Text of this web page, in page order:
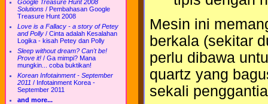
Google Treasure Hunt 2008
Solutions / Pembahasan Google
Treasure Hunt 2008
Love is a Fallacy - a story of Petey
and Polly / Cinta adalah Kesalahan
Logika - kisah Petey dan Polly
Sleep without dream? Can't be!
Prove it! / Ga mimpi? Mana
mungkin... coba buktikan!
Korean Infotainment - September
2011 / Infotainment Korea -
September 2011
and more...
Mesin ini
berkala (sekitar
perlu dibawa
quartz yang
sekali